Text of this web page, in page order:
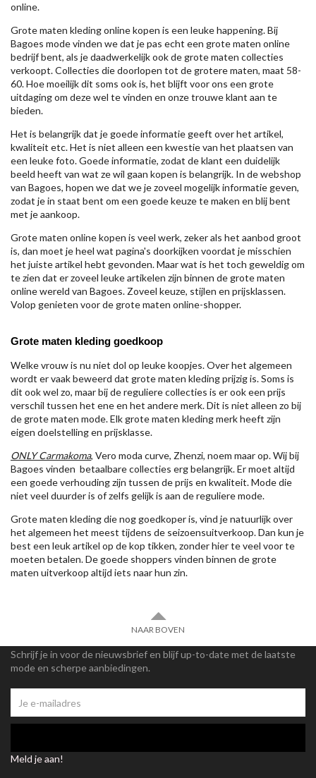
online.
Grote maten kleding online kopen is een leuke happening. Bij
Bagoes mode vinden we dat je pas echt een grote maten online
bedrijf bent, als je daadwerkelijk ook de grote maten collecties
verkoopt. Collecties die doorlopen tot de grotere maten, maat 58-
60. Hoe moeilijk dit soms ook is, het blijft voor ons een grote
uitdaging om deze wel te vinden en onze trouwe klant aan te
bieden.
Het is belangrijk dat je goede informatie geeft over het artikel,
kwaliteit etc. Het is niet alleen een kwestie van het plaatsen van
een leuke foto. Goede informatie, zodat de klant een duidelijk
beeld heeft van wat ze wil gaan kopen is belangrijk. In de webshop
van Bagoes, hopen we dat we je zoveel mogelijk informatie geven,
zodat je in staat bent om een goede keuze te maken en blij bent
met je aankoop.
Grote maten online kopen is veel werk, zeker als het aanbod groot
is, dan moet je heel wat pagina's doorkijken voordat je misschien
het juiste artikel hebt gevonden. Maar wat is het toch geweldig om
te zien dat er zoveel leuke artikelen zijn binnen de grote maten
online wereld van Bagoes. Zoveel keuze, stijlen en prijsklassen.
Volop genieten voor de grote maten online-shopper.
Grote maten kleding goedkoop
Welke vrouw is nu niet dol op leuke koopjes. Over het algemeen
wordt er vaak beweerd dat grote maten kleding prijzig is. Soms is
dit ook wel zo, maar bij de reguliere collecties is er ook een prijs
verschil tussen het ene en het andere merk. Dit is niet alleen zo bij
de grote maten mode. Elk grote maten kleding merk heeft zijn
eigen doelstelling en prijsklasse.
ONLY Carmakoma, Vero moda curve, Zhenzi, noem maar op. Wij bij
Bagoes vinden betaalbare collecties erg belangrijk. Er moet altijd
een goede verhouding zijn tussen de prijs en kwaliteit. Mode die
niet veel duurder is of zelfs gelijk is aan de reguliere mode.
Grote maten kleding die nog goedkoper is, vind je natuurlijk over
het algemeen het meest tijdens de seizoensuitverkoop. Dan kun je
best een leuk artikel op de kop tikken, zonder hier te veel voor te
moeten betalen. De goede shoppers vinden binnen de grote
maten uitverkoop altijd iets naar hun zin.
NAAR BOVEN
Schrijf je in voor de nieuwsbrief en blijf up-to-date met de laatste
mode en scherpe aanbiedingen.
Meld je aan!